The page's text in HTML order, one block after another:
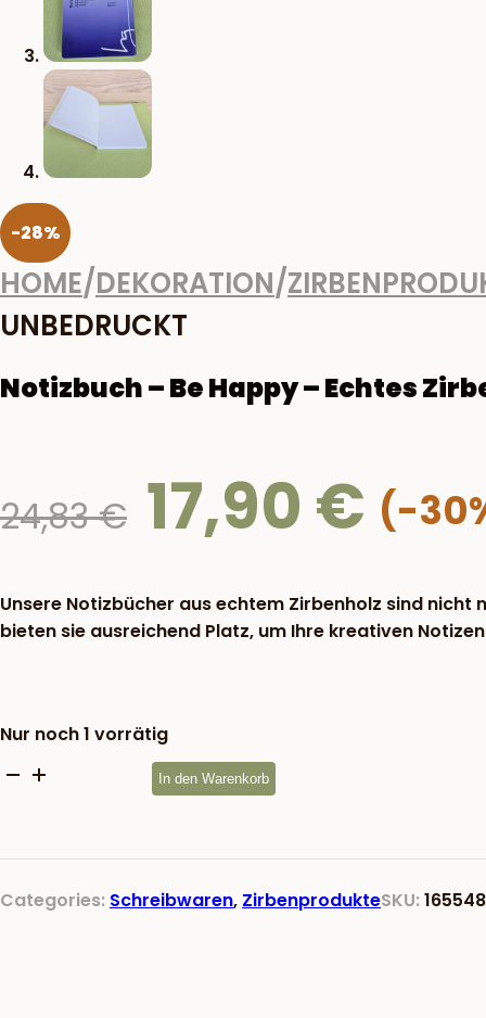
-28%
HOME/DEKORATION/
UNBEDRUCKT
Notizbuch – Be Happy – Echtes
24,83€ Ursprünglicher
Preis
24,83 €
17,90 €
Unsere Notizbücher aus echtem Zirbenholz sind
bieten sie ausreichend Platz, um Ihre kreativen
Nur noch 1 vorrätig
Notizbuch
Happy
Echtes
In den Warenkorb
Categories: Schreibwaren, ZirbenprodukteSKU: